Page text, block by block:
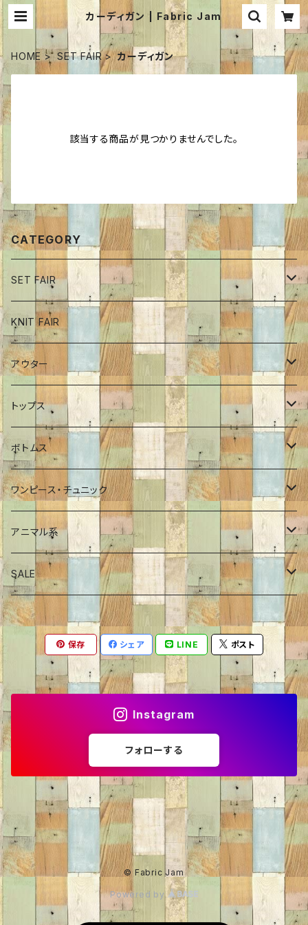
カーディガン | Fabric Jam
HOME SET FAIR カーディガン
該当する商品が見つかりませんでした。
CATEGORY
SET FAIR
ボトム
インナーカットソー
ワンピース
チュニック
Tシャツ
シャツ
プルオーバー
カーディガン
KNIT FAIR
アウター
ブルゾン
コート
ポンチョ
ジャケット
トップス
ロンT
インナーカットソー
プルオーバー
Tシャツ
シャツ・ブラウス
ニット・セーター
トレーナー
パーカー
ボトムス
パンツ
スカート
ワンピース・チュニック
ワンピース
チュニック
アニマル系
恐竜
サメ
ねこ
ライオン
パンダ
うし
SALE
70％OFF
60％OFF
50％OFF
30％OFF
35%OFF
20％OFF
保存 シェア LINE ポスト
Instagram
フォローする
© Fabric Jam
Powered by